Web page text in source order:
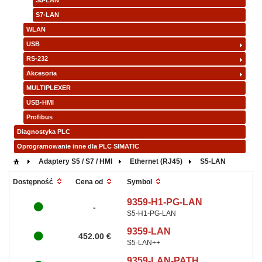
S7-LAN
WLAN
USB
RS-232
Akcesoria
MULTIPLEXER
USB-HMI
Profibus
Diagnostyka PLC
Oprogramowanie inne dla PLC SIMATIC
Adaptery S5 / S7 / HMI Ethernet (RJ45) S5-LAN
Dostępność Cena od Symbol
- 9359-H1-PG-LAN
S5-H1-PG-LAN
452.00 € 9359-LAN
S5-LAN++